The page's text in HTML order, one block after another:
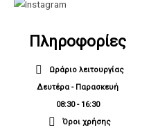
Πληροφορίες
Ωράριο λειτουργίας
Δευτέρα - Παρασκευή
08:30 - 16:30
Όροι χρήσης